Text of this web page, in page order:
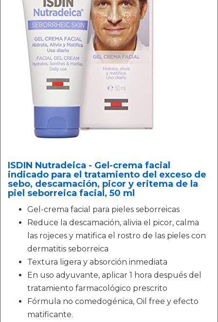
ISDIN Nutradeica - Gel-crema facial
indicado para el tratamiento del exceso de
sebo, descamación, picor y eritema de la
piel seborreica facial, 50 ml
Gel-crema facial para pieles seborreicas
Reduce la descamación, alivia el picor, calma
las rojeces y matifica el rostro de las pieles con
dermatitis seborreica
Textura ligera y absorción inmediata
En uso adyuvante, aplicar 1 hora después del
tratamiento farmacológico prescrito
Fórmula no comedogénica, Oil free y efecto
matificante.